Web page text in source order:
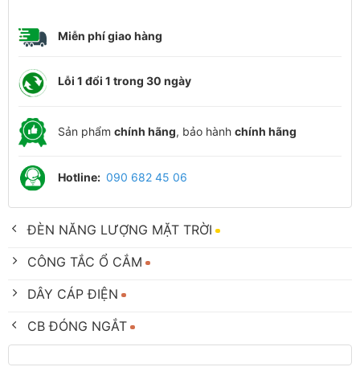
Miễn phí giao hàng
Lỗi 1 đổi 1 trong 30 ngày
Sản phẩm chính hãng, bảo hành chính hãng
Hotline: 090 682 45 06
ĐÈN NĂNG LƯỢNG MẶT TRỜI
CÔNG TẮC Ổ CẮM
DÂY CÁP ĐIỆN
CB ĐÓNG NGẮT